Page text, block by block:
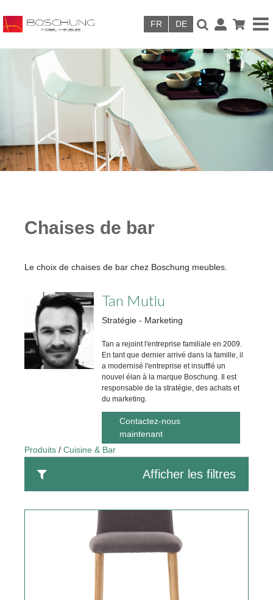
Chaises de bar
Le choix de chaises de bar chez Boschung meubles.
Tan Mutlu
Stratégie - Marketing
Tan a rejoint l'entreprise familiale en 2009.
En tant que dernier arrivé dans la famille, il
a modernisé l'entreprise et insufflé un
nouvel élan à la marque Boschung. Il est
responsable de la stratégie, des achats et
du marketing.
Contactez-nous
maintenant
Produits
Cuisine & Bar
Afficher les filtres